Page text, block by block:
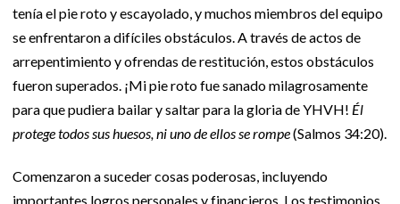
tenía el pie roto y escayolado, y muchos miembros del equipo
se enfrentaron a difíciles obstáculos. A través de actos de
arrepentimiento y ofrendas de restitución, estos obstáculos
fueron superados. ¡Mi pie roto fue sanado milagrosamente
para que pudiera bailar y saltar para la gloria de YHVH! Él
protege todos sus huesos, ni uno de ellos se rompe(Salmos 34:20).
Comenzaron a suceder cosas poderosas, incluyendo
importantes logros personales y financieros. Los testimonios